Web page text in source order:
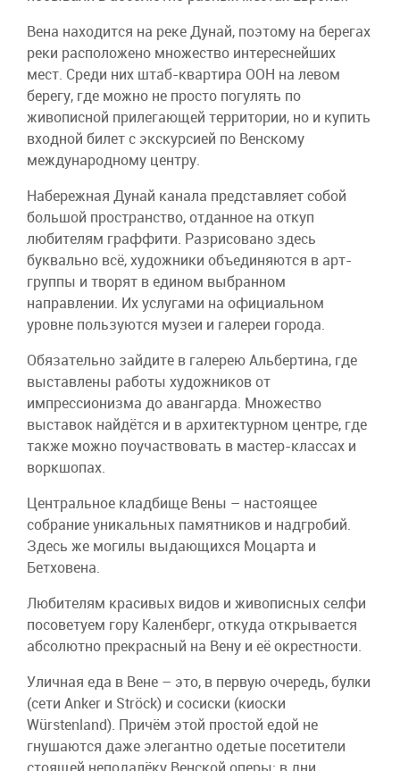
Вена находится на реке Дунай, поэтому на берегах
реки расположено множество интереснейших
мест. Среди них штаб-квартира ООН на левом
берегу, где можно не просто погулять по
живописной прилегающей территории, но и купить
входной билет с экскурсией по Венскому
международному центру.
Набережная Дунай канала представляет собой
большой пространство, отданное на откуп
любителям граффити. Разрисовано здесь
буквально всё, художники объединяются в арт-
группы и творят в едином выбранном
направлении. Их услугами на официальном
уровне пользуются музеи и галереи города.
Обязательно зайдите в галерею Альбертина, где
выставлены работы художников от
импрессионизма до авангарда. Множество
выставок найдётся и в архитектурном центре, где
также можно поучаствовать в мастер-классах и
воркшопах.
Центральное кладбище Вены – настоящее
собрание уникальных памятников и надгробий.
Здесь же могилы выдающихся Моцарта и
Бетховена.
Любителям красивых видов и живописных селфи
посоветуем гору Каленберг, откуда открывается
абсолютно прекрасный на Вену и её окрестности.
Уличная еда в Вене – это, в первую очередь, булки
(сети Anker и Ströck) и сосиски (киоски
Würstenland). Причём этой простой едой не
гнушаются даже элегантно одетые посетители